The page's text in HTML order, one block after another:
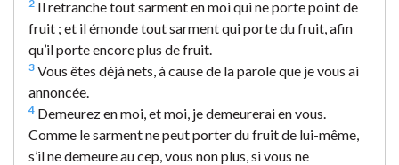
2 Il retranche tout sarment en moi qui ne porte point de
fruit ; et il émonde tout sarment qui porte du fruit, afin
qu’il porte encore plus de fruit.
3 Vous êtes déjà nets, à cause de la parole que je vous ai
annoncée.
4 Demeurez en moi, et moi, je demeurerai en vous.
Comme le sarment ne peut porter du fruit de lui-même,
s’il ne demeure au cep, vous non plus, si vous ne